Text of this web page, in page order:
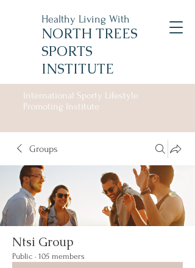
Healthy Living With
NORTH TREES
SPORTS
INSTITUTE
International Sporty Lifestyle
Promoting Institute
Groups
Ntsi Group
Public · 105 members